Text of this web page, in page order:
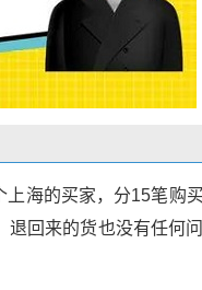
海的买家，分15笔购买
回来的货也没有任何